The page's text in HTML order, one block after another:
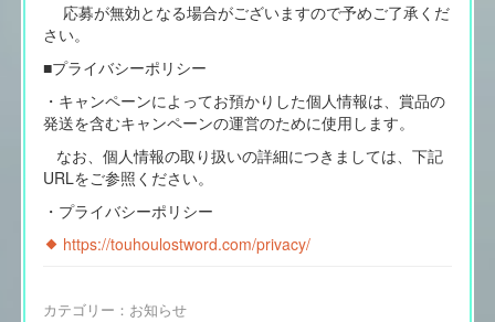
応募が無効となる場合がございますので予めご了承くだ
さい。
■プライバシーポリシー
・キャンペーンによってお預かりした個人情報は、賞品の
発送を含むキャンペーンの運営のために使用します。
なお、個人情報の取り扱いの詳細につきましては、下記
URLをご参照ください。
・プライバシーポリシー
https://touhoulostword.com/privacy/
カテゴリー： お知らせ